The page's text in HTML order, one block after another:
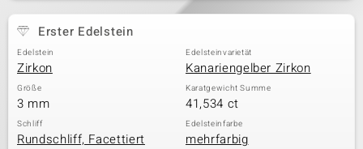
Erster Edelstein
Edelstein
Zirkon
Edelsteinvarietät
Kanariengelber Zirkon
Größe
3 mm
Karatgewicht Summe
41,534 ct
Schliff
Rundschliff, Facettiert
Edelsteinfarbe
mehrfarbig